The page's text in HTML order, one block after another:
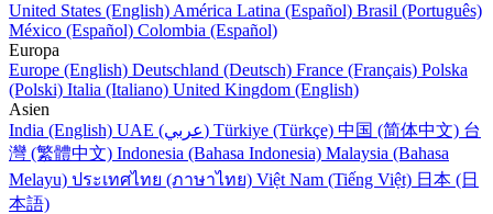
United States (English) América Latina (Español) Brasil (Português)
México (Español) Colombia (Español)
Europa
Europe (English) Deutschland (Deutsch) France (Français) Polska
(Polski) Italia (Italiano) United Kingdom (English)
Asien
India (English)
UAE (عربي) Türkiye (Türkçe) 中国 (简体中文) 台
灣 (繁體中文) Indonesia (Bahasa Indonesia) Malaysia (Bahasa
Melayu) ประเทศไทย (ภาษาไทย) Việt Nam (Tiếng Việt) 日本 (日
本語)